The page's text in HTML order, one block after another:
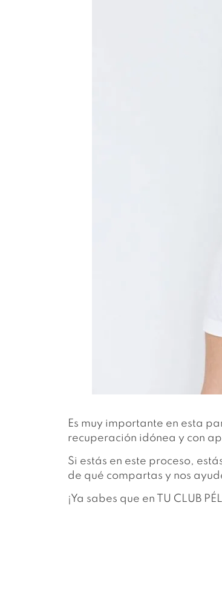
Es muy importante en esta
recuperación idónea y con
Si estás en este proceso,
de qué compartas y nos
¡Ya sabes que en TU CLUB